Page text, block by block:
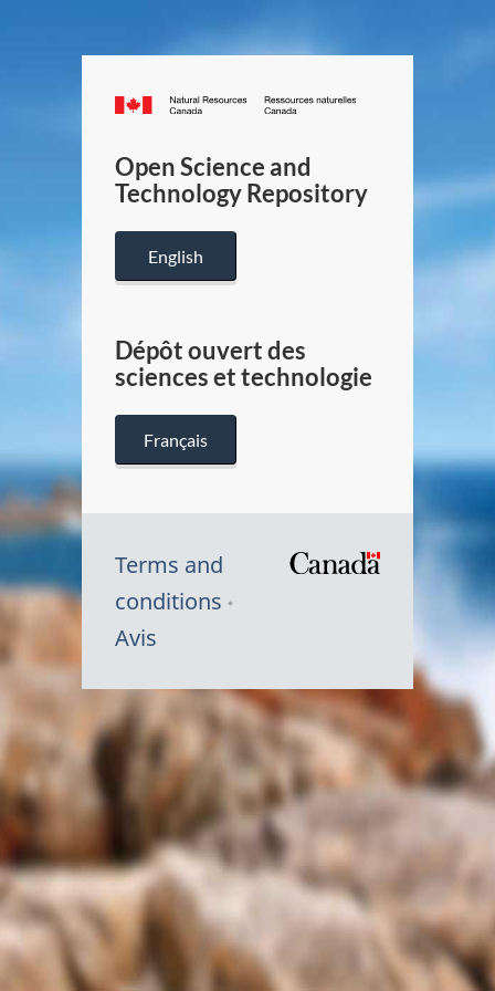
Canada.ca
/
Canada
Open Science and
Technology Repository
English
Dépôt ouvert des
sciences et technologie
Français
Terms and
conditions
Avis
Symbole
du
Canada